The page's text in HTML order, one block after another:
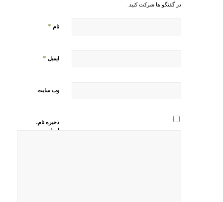
در گفتگو ها شرکت کنید.
نام *
ایمیل *
وب‌ سایت
ذخیره نام،
ایمیل و